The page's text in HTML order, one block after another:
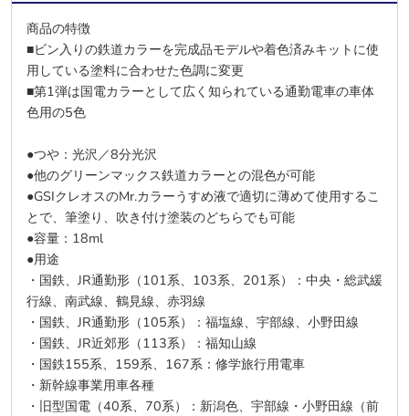
商品の特徴
■ビン入りの鉄道カラーを完成品モデルや着色済みキットに使
用している塗料に合わせた色調に変更
■第1弾は国電カラーとして広く知られている通勤電車の車体
色用の5色
●つや：光沢／8分光沢
●他のグリーンマックス鉄道カラーとの混色が可能
●GSIクレオスのMr.カラーうすめ液で適切に薄めて使用するこ
とで、筆塗り、吹き付け塗装のどちらでも可能
●容量：18ml
●用途
・国鉄、JR通勤形（101系、103系、201系）：中央・総武緩
行線、南武線、鶴見線、赤羽線
・国鉄、JR通勤形（105系）：福塩線、宇部線、小野田線
・国鉄、JR近郊形（113系）：福知山線
・国鉄155系、159系、167系：修学旅行用電車
・新幹線事業用車各種
・旧型国電（40系、70系）：新潟色、宇部線・小野田線（前